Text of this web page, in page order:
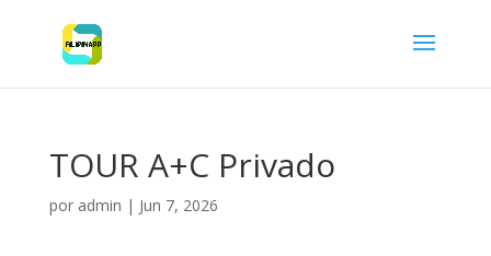
TOUR A+C Privado
por admin | Jun 7, 2026